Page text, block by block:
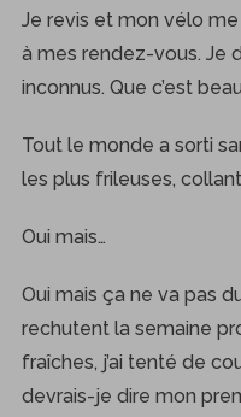
Je revis et mon vélo
à mes rendez-vous. Je
inconnus. Que c’est
Tout le monde a sorti
les plus frileuses,
Oui mais…
Oui mais ça ne va pas
rechutent la semaine
fraîches, j’ai tenté de
devrais-je dire mon